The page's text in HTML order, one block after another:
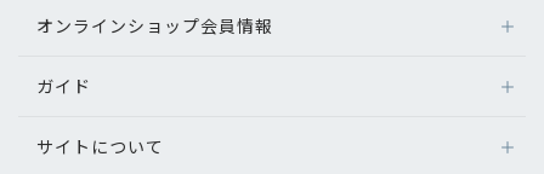
オンラインショップ会員情報
ガイド
サイトについて